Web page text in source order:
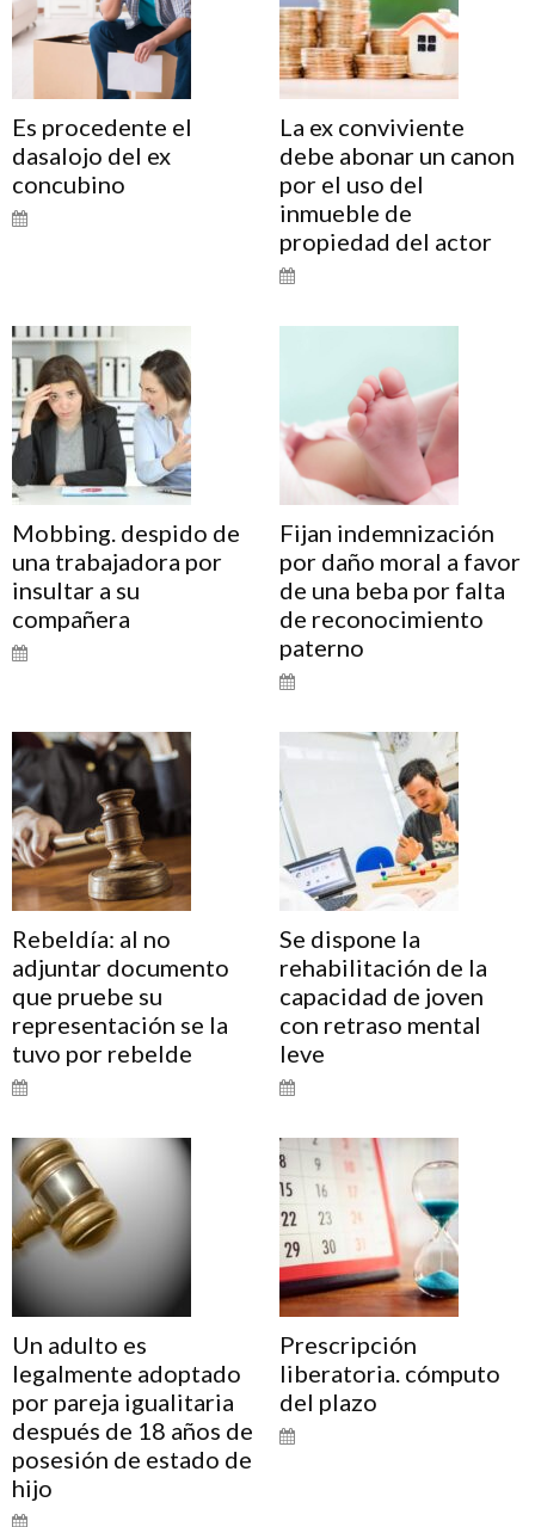
Es procedente el
dasalojo del ex
concubino
La ex conviviente
debe abonar un canon
por el uso del
inmueble de
propiedad del actor
Mobbing. despido de
una trabajadora por
insultar a su
compañera
Fijan indemnización
por daño moral a favor
de una beba por falta
de reconocimiento
paterno
Rebeldía: al no
adjuntar documento
que pruebe su
representación se la
tuvo por rebelde
Se dispone la
rehabilitación de la
capacidad de joven
con retraso mental
leve
Un adulto es
legalmente adoptado
por pareja igualitaria
después de 18 años de
posesión de estado de
hijo
Prescripción
liberatoria. cómputo
del plazo